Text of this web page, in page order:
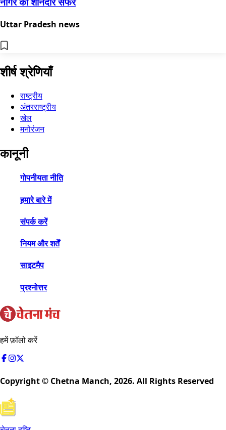
Uttar Pradesh news
शीर्ष श्रेणियाँ
राष्ट्रीय
अंतरराष्ट्रीय
खेल
मनोरंजन
कानूनी
गोपनीयता नीति
हमारे बारे में
संपर्क करें
नियम और शर्तें
साइटमैप
प्रश्नोत्तर
हमें फ़ॉलो करें
Copyright © Chetna Manch, 2026. All Rights Reserved